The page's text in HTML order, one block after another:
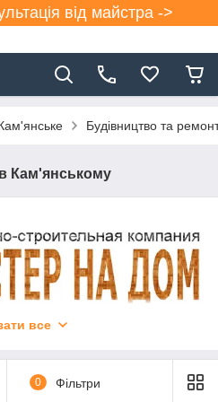
від майстра ->
Будівництво та
Кам'янському
ТА РЕМОНТ В
все
0 Фільтри